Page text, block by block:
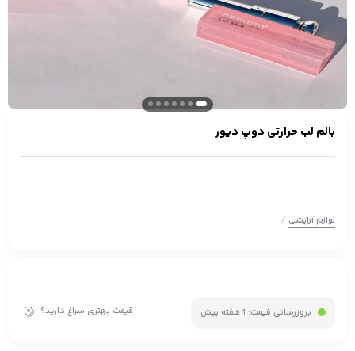
بالم لب حرارتی دوپ دیور
لوازم آرایشی /
بروزرسانی قیمت: 1 هفته پیش قیمت بهتری سراغ دارید؟